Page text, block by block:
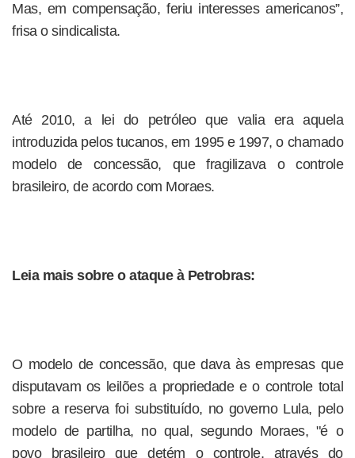
Mas, em compensação, feriu interesses americanos”,
frisa o sindicalista.
Até 2010, a lei do petróleo que valia era aquela
introduzida pelos tucanos, em 1995 e 1997, o chamado
modelo de concessão, que fragilizava o controle
brasileiro, de acordo com Moraes.
Leia mais sobre o ataque à Petrobras:
O modelo de concessão, que dava às empresas que
disputavam os leilões a propriedade e o controle total
sobre a reserva foi substituído, no governo Lula, pelo
modelo de partilha, no qual, segundo Moraes, "é o
povo brasileiro que detém o controle, através do